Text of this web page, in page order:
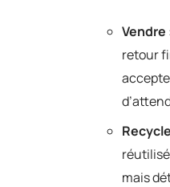
Vendre
retour
mais